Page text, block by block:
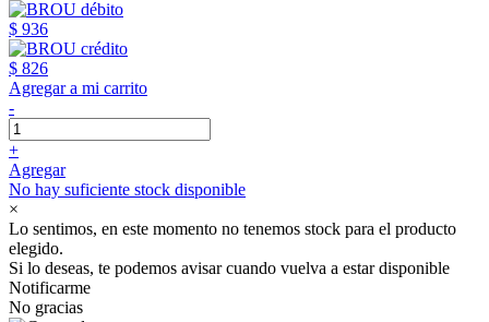
$ 936
$ 826
Agregar a mi carrito
-
+
Agregar
No hay suficiente stock disponible
×
Lo sentimos, en este momento no tenemos stock para el producto
elegido.
Si lo deseas, te podemos avisar cuando vuelva a estar disponible
Notificarme
No gracias